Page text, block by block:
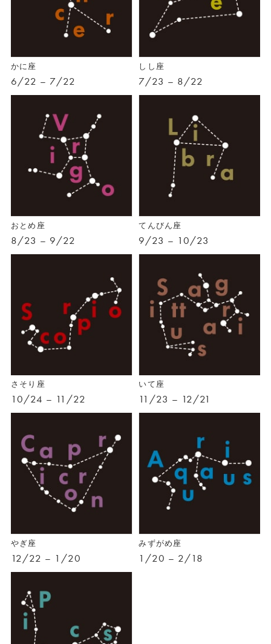
かに座
6/22 – 7/22
しし座
7/23 – 8/22
おとめ座
8/23 – 9/22
てんびん座
9/23 – 10/23
さそり座
10/24 – 11/22
いて座
11/23 – 12/21
やぎ座
12/22 – 1/20
みずがめ座
1/20 – 2/18